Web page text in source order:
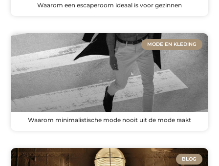
Waarom een escaperoom ideaal is voor gezinnen
MODE EN KLEDING
Waarom minimalistische mode nooit uit de mode raakt
BLOG